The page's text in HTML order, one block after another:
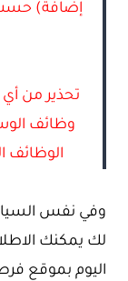
إضافة) حسب
تحذير من
وظائف
الوظائف
وفي نفس
لك يمكنك
اليوم بموقع